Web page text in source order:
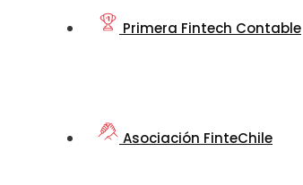
Primera Fintech Contable
Asociación FinteChile